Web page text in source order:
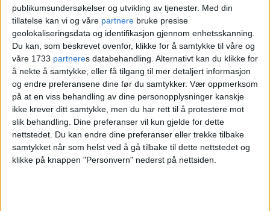
publikumsundersøkelser og utvikling av tjenester. Med din
tillatelse kan vi og våre partnere bruke presise
geolokaliseringsdata og identifikasjon gjennom enhetsskanning.
Du kan, som beskrevet ovenfor, klikke for å samtykke til våre og
våre 1733 partneres databehandling. Alternativt kan du klikke for
å nekte å samtykke, eller få tilgang til mer detaljert informasjon
og endre preferansene dine før du samtykker. Vær oppmerksom
på at en viss behandling av dine personopplysninger kanskje
ikke krever ditt samtykke, men du har rett til å protestere mot
slik behandling. Dine preferanser vil kun gjelde for dette
nettstedet. Du kan endre dine preferanser eller trekke tilbake
samtykket når som helst ved å gå tilbake til dette nettstedet og
klikke på knappen "Personvern" nederst på nettsiden.
Lysejordet gikk for
Blokkleilighet på Lysejordet skiftet eiere fra
Kåre Hagen til Lise H. Leroy Wilhelmsen og
Karl Hagen Bjurstrøm.
VårtOslo
PUBLISERT 08.07.2026 - 09:09